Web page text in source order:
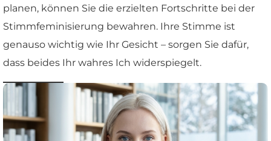
planen, können Sie die erzielten Fortschritte bei der
Stimmfeminisierung bewahren. Ihre Stimme ist
genauso wichtig wie Ihr Gesicht – sorgen Sie dafür,
dass beides Ihr wahres Ich widerspiegelt.